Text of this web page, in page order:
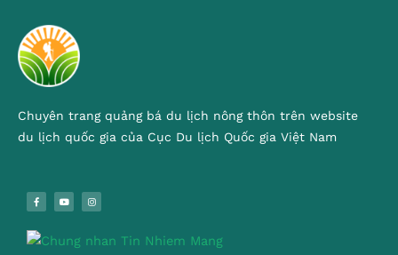
Chuyên trang quảng bá du lịch nông thôn trên website
du lịch quốc gia của Cục Du lịch Quốc gia Việt Nam